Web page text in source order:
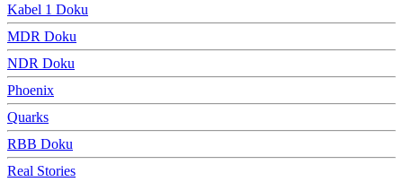
Kabel 1 Doku
MDR Doku
NDR Doku
Phoenix
Quarks
RBB Doku
Real Stories